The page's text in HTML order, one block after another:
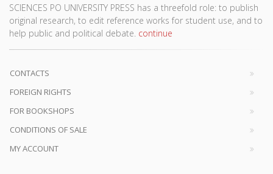
SCIENCES PO UNIVERSITY PRESS has a threefold role: to publish
original research, to edit reference works for student use, and to
help public and political debate. continue
CONTACTS
FOREIGN RIGHTS
FOR BOOKSHOPS
CONDITIONS OF SALE
MY ACCOUNT